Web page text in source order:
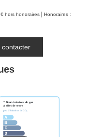
hors honoraires | Honoraires :
contacter